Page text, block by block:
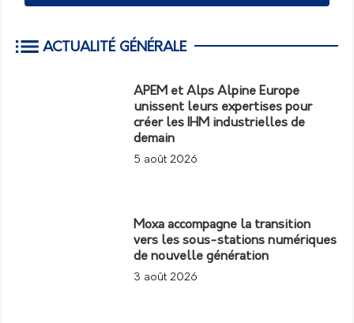
ACTUALITÉ GÉNÉRALE
APEM et Alps Alpine Europe
unissent leurs expertises pour
créer les IHM industrielles de
demain
5 août 2026
Moxa accompagne la transition
vers les sous-stations numériques
de nouvelle génération
3 août 2026